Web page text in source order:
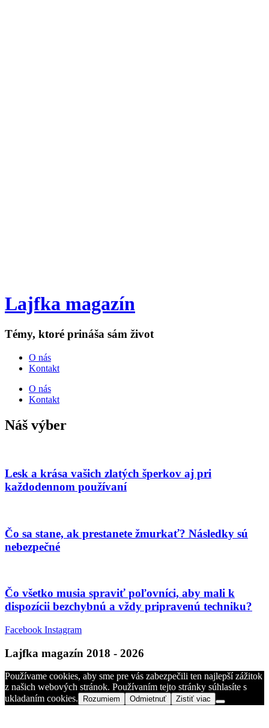
Lajfka magazín
Témy, ktoré prináša sám život
O nás
Kontakt
O nás
Kontakt
Náš výber
Lesk a krása vašich zlatých šperkov aj pri
každodennom používaní
Čo sa stane, ak prestanete žmurkať? Následky sú
nebezpečné
Čo všetko musia spraviť poľovníci, aby mali k
dispozícii bezchybnú a vždy pripravenú techniku?
Facebook Instagram
Lajfka magazín 2018 - 2026
Používame cookies, aby sme pre vás zabezpečili ten najlepší zážitok
z našich webových stránok. Používaním tejto stránky súhlasíte s
ukladaním cookies.
Rozumiem Odmietnuť Zistiť viac